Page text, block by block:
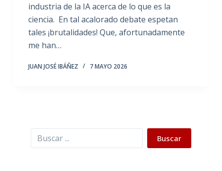
industria de la IA acerca de lo que es la
ciencia. En tal acalorado debate espetan
tales ¡brutalidades! Que, afortunadamente
me han…
JUAN JOSÉ IBÁÑEZ 7 MAYO 2026
Buscar Buscar